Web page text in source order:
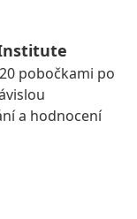
pobočkami po
a hodnocení